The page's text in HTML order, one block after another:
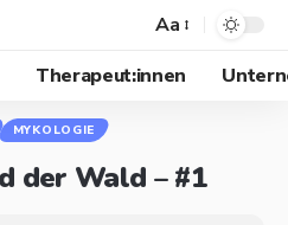
Aa
Therapeut:innen
MYKOLOGIE
der Wald – #1